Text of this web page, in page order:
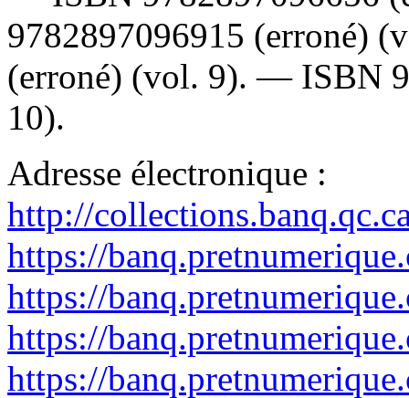
9782897096915 (erroné)
(erroné) (vol. 9). — ISBN
10).
Adresse électronique :
http://
https://
https://
https://
https://